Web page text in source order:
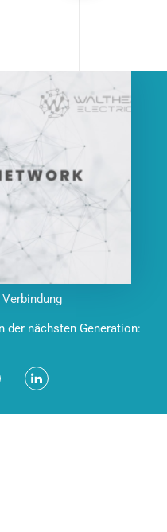
der nächsten Generation: